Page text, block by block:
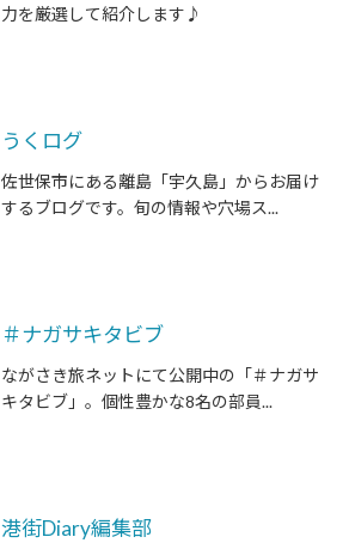
力を厳選して紹介します♪
うくログ
佐世保市にある離島「宇久島」からお届け
するブログです。旬の情報や穴場ス...
＃ナガサキタビブ
ながさき旅ネットにて公開中の「＃ナガサ
キタビブ」。個性豊かな8名の部員...
港街Diary編集部